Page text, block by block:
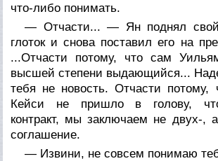
что-либо понимать.
— Отчасти... — Ян поднял свой
глоток и снова поставил его на
...Отчасти потому, что сам
высшей степени выдающийся...
тебя не новость. Отчасти
Кейси не пришло в голову,
контракт, мы заключаем не двух-, а
соглашение.
— Извини, не совсем понимаю